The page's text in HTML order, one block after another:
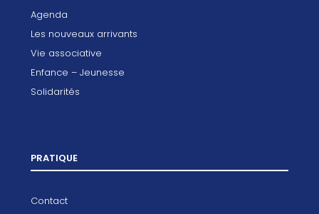
Agenda
Les nouveaux arrivants
Vie associative
Enfance – Jeunesse
Solidarités
PRATIQUE
Contact